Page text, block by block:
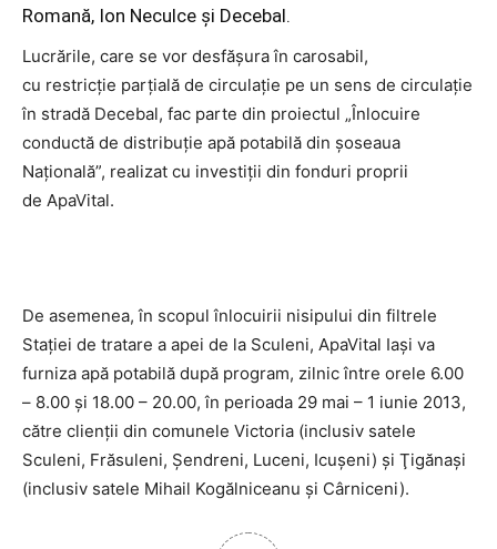
Romană, Ion Neculce şi Decebal.
Lucrările, care se vor desfăşura în carosabil,
cu restricţie parţială de circulaţie pe un sens de circulaţie
în stradă Decebal, fac parte din proiectul „Înlocuire
conductă de distribuţie apă potabilă din şoseaua
Naţională”, realizat cu investiţii din fonduri proprii
de ApaVital.
De asemenea, în scopul înlocuirii nisipului din filtrele
Staţiei de tratare a apei de la Sculeni, ApaVital Iaşi va
furniza apă potabilă după program, zilnic între orele 6.00
– 8.00 şi 18.00 – 20.00, în perioada 29 mai – 1 iunie 2013,
către clienţii din comunele Victoria (inclusiv satele
Sculeni, Frăsuleni, Şendreni, Luceni, Icuşeni) şi Ţigănaşi
(inclusiv satele Mihail Kogălniceanu şi Cârniceni).